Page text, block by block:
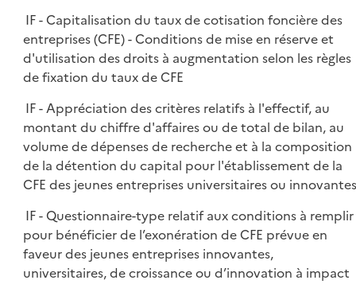
IF - Capitalisation du taux de cotisation foncière des
entreprises (CFE) - Conditions de mise en réserve et
d'utilisation des droits à augmentation selon les règles
de fixation du taux de CFE
IF - Appréciation des critères relatifs à l'effectif, au
montant du chiffre d'affaires ou de total de bilan, au
volume de dépenses de recherche et à la composition
de la détention du capital pour l'établissement de la
CFE des jeunes entreprises universitaires ou innovantes
IF - Questionnaire-type relatif aux conditions à remplir
pour bénéficier de l’exonération de CFE prévue en
faveur des jeunes entreprises innovantes,
universitaires, de croissance ou d’innovation à impact